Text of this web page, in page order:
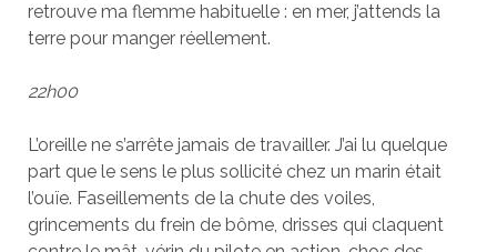
retrouve ma flemme habituelle : en mer, j’attends la
terre pour manger réellement.
22h00
L’oreille ne s’arrête jamais de travailler. J’ai lu quelque
part que le sens le plus sollicité chez un marin était
l’ouïe. Faseillements de la chute des voiles,
grincements du frein de bôme, drisses qui claquent